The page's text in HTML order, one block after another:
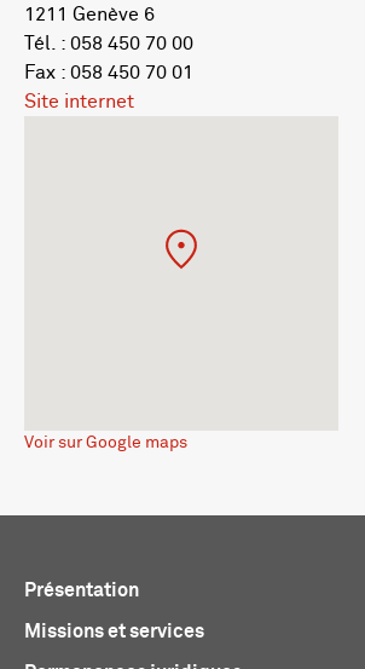
1211 Genève 6
Tél. : 058 450 70 00
Fax : 058 450 70 01
Site internet
Voir sur Google maps
Présentation
Missions et services